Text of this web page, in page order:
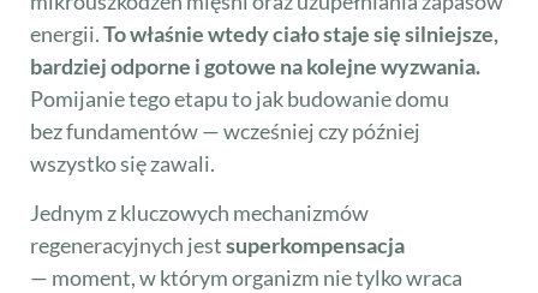
energii.To właśnie wtedy ciało staje się silniejsze,
bardziej odporne i gotowe na kolejne wyzwania.
Pomijanie tego etapu to jak budowanie domu
bez fundamentów — wcześniej czy później
wszystko się zawali.
Jednym z kluczowych mechanizmów
regeneracyjnych jestsuperkompensacja
— moment, w którym organizm nie tylko wraca